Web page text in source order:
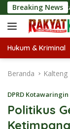
Langsung
ke
konten
Breaking News
Hukum & Kriminal
Beranda Kalteng
DPRD
Politikus